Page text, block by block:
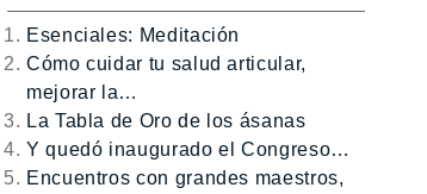
Esenciales: Meditación
Cómo cuidar tu salud articular,
mejorar la…
La Tabla de Oro de los ásanas
Y quedó inaugurado el Congreso…
Encuentros con grandes maestros,